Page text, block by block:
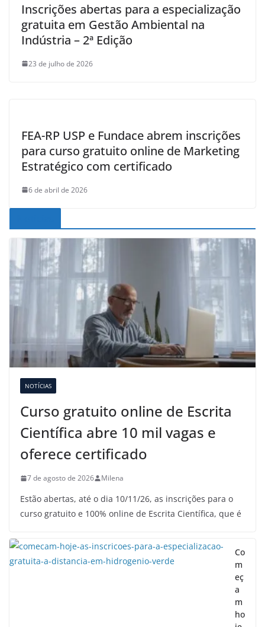
Inscrições abertas para a especialização
gratuita em Gestão Ambiental na
Indústria – 2ª Edição
23 de julho de 2026
FEA-RP USP e Fundace abrem inscrições
para curso gratuito online de Marketing
Estratégico com certificado
6 de abril de 2026
NOTÍCIAS
Curso gratuito online de Escrita
Científica abre 10 mil vagas e
oferece certificado
7 de agosto de 2026 Milena
Estão abertas, até o dia 10/11/26, as inscrições para o
curso gratuito e 100% online de Escrita Científica, que é
Co
m
eç
a
m
ho